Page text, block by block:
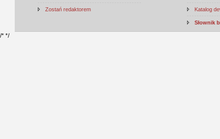
Zostań redaktorem Katalog
Słownik
/* */